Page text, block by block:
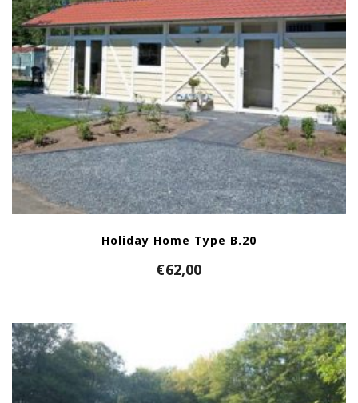
Holiday Home Type B.20
€62,00